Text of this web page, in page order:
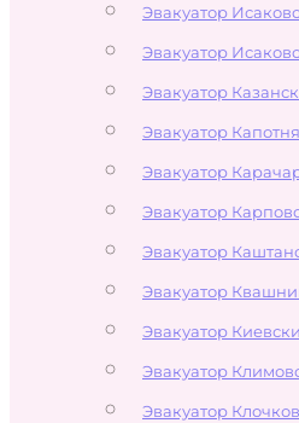
Эвакуатор
Эвакуатор
Эвакуатор
Эвакуатор Капотня
Эвакуатор
Эвакуатор
Эвакуатор
Эвакуатор
Эвакуатор
Эвакуатор
Эвакуатор